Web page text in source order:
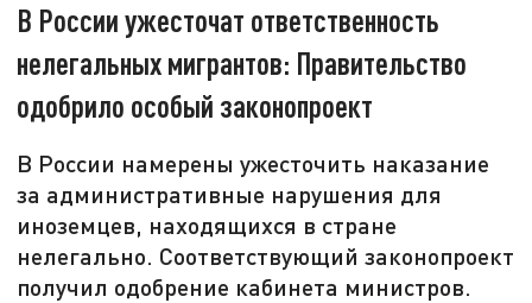
В России ужесточат ответственность
нелегальных мигрантов: Правительство
одобрило особый законопроект
В России намерены ужесточить наказание
за административные нарушения для
иноземцев, находящихся в стране
нелегально. Соответствующий законопроект
получил одобрение кабинета министров.